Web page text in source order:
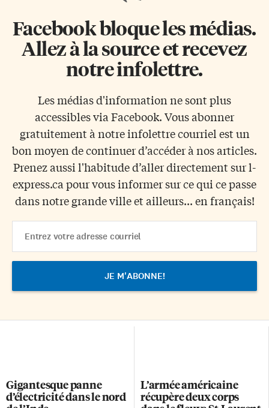
Facebook bloque les médias.
Allez à la source et recevez
notre infolettre.
Les médias d'information ne sont plus
accessibles via Facebook. Vous abonner
gratuitement à notre infolettre courriel est un
bon moyen de continuer d’accéder à nos articles.
Prenez aussi l'habitude d’aller directement sur l-
express.ca pour vous informer sur ce qui ce passe
dans notre grande ville et ailleurs... en français!
Address
Gigantesque panne
d’électricité dans le nord
L’armée américaine
récupère deux corps